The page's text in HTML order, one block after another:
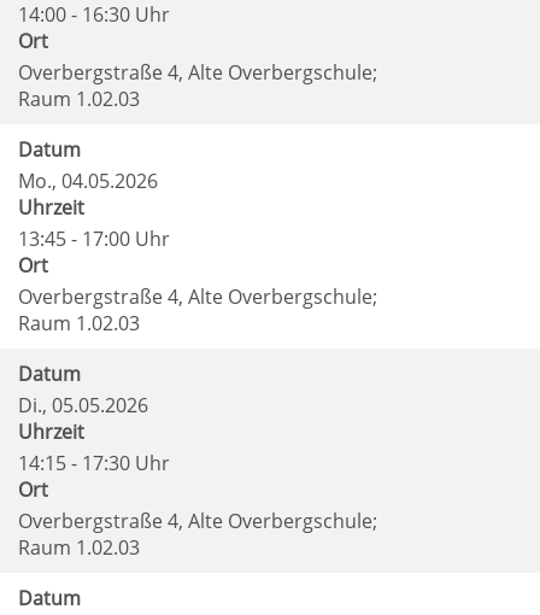
14:00 - 16:30 Uhr
Ort
Overbergstraße 4, Alte Overbergschule;
Raum 1.02.03
Datum
Mo., 04.05.2026
Uhrzeit
13:45 - 17:00 Uhr
Ort
Overbergstraße 4, Alte Overbergschule;
Raum 1.02.03
Datum
Di., 05.05.2026
Uhrzeit
14:15 - 17:30 Uhr
Ort
Overbergstraße 4, Alte Overbergschule;
Raum 1.02.03
Datum